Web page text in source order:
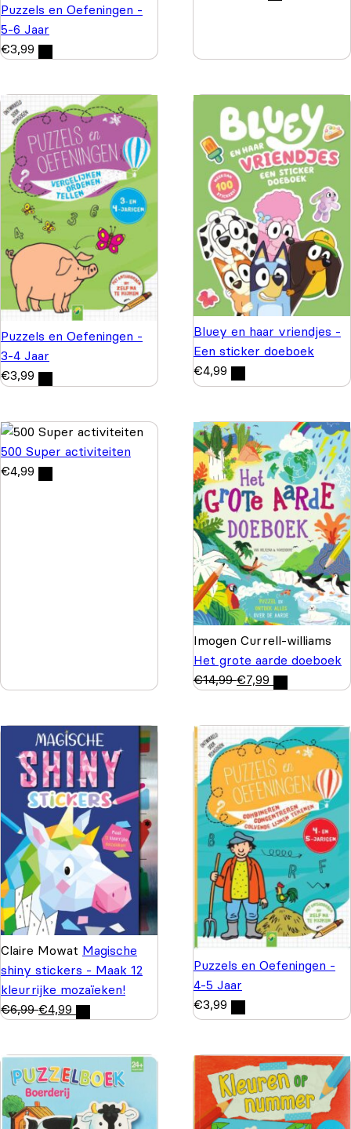
Puzzels en Oefeningen -
5-6 Jaar
€3,99
Puzzels en Oefeningen -
3-4 Jaar
€3,99
Bluey en haar vriendjes -
Een sticker doeboek
€4,99
500 Super activiteiten
€4,99
Imogen Currell-williams
Het grote aarde doeboek
€14,99 €7,99
Claire Mowat Magische
shiny stickers - Maak 12
kleurrijke mozaïeken!
€6,99 €4,99
Puzzels en Oefeningen -
4-5 Jaar
€3,99